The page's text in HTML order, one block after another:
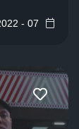
07 - 2022